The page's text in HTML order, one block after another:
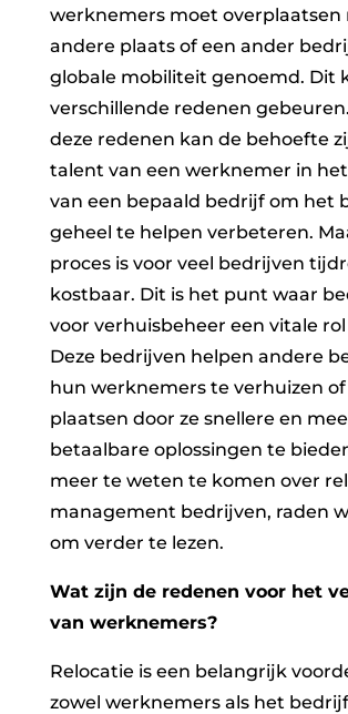
werknemers moet overplaatsen
andere plaats of een ander
globale mobiliteit genoemd. Dit
verschillende redenen
deze redenen kan de behoefte
talent van een werknemer in
van een bepaald bedrijf om het
geheel te helpen verbeteren.
proces is voor veel bedrijven
kostbaar. Dit is het punt waar
voor verhuisbeheer een vitale rol
Deze bedrijven helpen andere
hun werknemers te verhuizen
plaatsen door ze snellere en
betaalbare oplossingen te
meer te weten te komen over
management bedrijven, raden
om verder te lezen.
Wat zijn de redenen voor het
van werknemers?
Relocatie is een belangrijk
zowel werknemers als het